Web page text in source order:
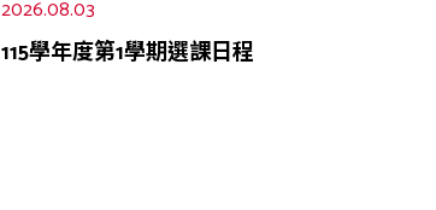
2026.08.03
115學年度第1學期選課日程